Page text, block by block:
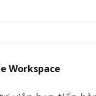
Workspace